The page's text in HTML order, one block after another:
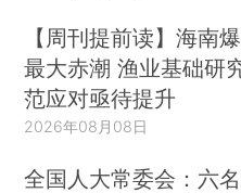
【周刊提前读】海南
最大赤潮 渔业基础研
范应对亟待提升
2026年08月08日
全国人大常委会：六